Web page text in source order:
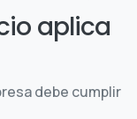
aplica
debe cumplir